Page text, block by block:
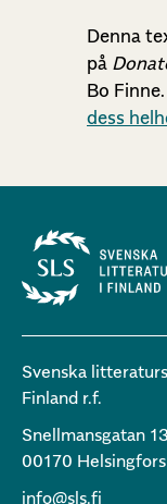
Denna
på
Bo Finne.
dess
Svenska
Finland r.f.
Snellmansgatan 13
00170 Helsingfors
info@sls.fi